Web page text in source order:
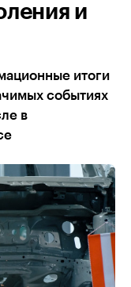
и
итоги
событиях
в